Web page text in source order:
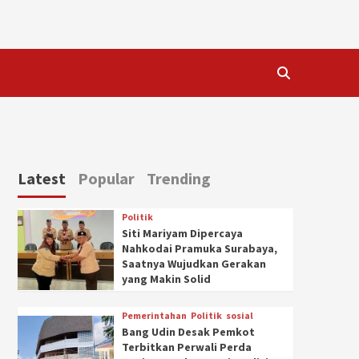
Latest Popular Trending
Politik
Siti Mariyam Dipercaya
Nahkodai Pramuka Surabaya,
Saatnya Wujudkan Gerakan
yang Makin Solid
Pemerintahan Politik sosial
Bang Udin Desak Pemkot
Terbitkan Perwali Perda